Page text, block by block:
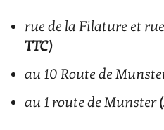
rue de la Filature et rue
TTC)
au 10 Route de
au 1 route de Munster